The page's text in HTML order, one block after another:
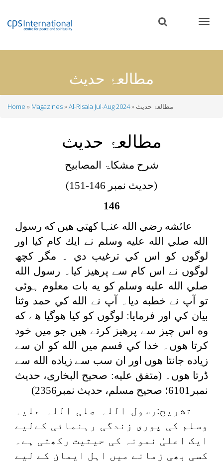
content
مطالعۂ حدیث
Home Magazines Al-Risala Jul-Aug 2024 مطالعۂ حدیث
مطالعۂ حدیث
شرح مشکاۃ المصابیح
(حدیث نمبر 146-151)
146
عائشه رضي الله عنہا كهتي هيں كه رسول
الله صلي الله عليه وسلم نے ايك كام كيا اور
لوگوں كو اس كي ترغیب دي ۔ مگر كچھ
لوگوں نے اس کام سے پرهيز كيا۔ رسول الله
صلي الله عليه وسلم كو يه بات معلوم ہوئی
تو آپ نے خطبه ديا۔ آپ نے الله كي حمد وثنا
بيان كي اور فرمايا: لوگوں كو كيا هوگيا هے كه
وه اس چيز سے پرهيز كرتے هيں جو ميں خود
كرتا هوں۔ خدا كي قسم ميں الله كو ان سے
زياده جانتا هوں اور ان سب سے زياده الله سے
ڈرتا هوں۔ (متفق عليه: صحیح البخاری، حدیث
نمبر6101؛ صحیح مسلم، حدیث نمبر2356)
تشریح:رسول اللہ صلی اللہ علیہ
وسلم کی پوری زندگی رہنمائی کےلیے
ایک اعلیٰ نمونہ کی حیثیت رکھتی ہے۔
کسی بھی زمانے میں اہل ایمان كے لیے